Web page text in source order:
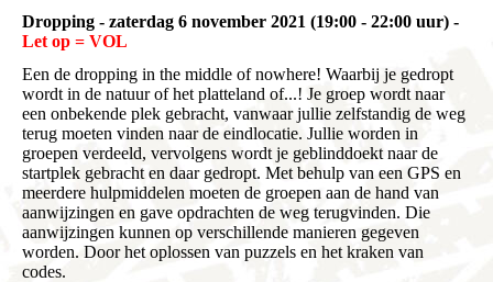
Dropping - zaterdag 6 november 2021 (19:00 - 22:00 uur) -
Let op = VOL
Een de dropping in the middle of nowhere! Waarbij je gedropt
wordt in de natuur of het platteland of...! Je groep wordt naar
een onbekende plek gebracht, vanwaar jullie zelfstandig de weg
terug moeten vinden naar de eindlocatie. Jullie worden in
groepen verdeeld, vervolgens wordt je geblinddoekt naar de
startplek gebracht en daar gedropt. Met behulp van een GPS en
meerdere hulpmiddelen moeten de groepen aan de hand van
aanwijzingen en gave opdrachten de weg terugvinden. Die
aanwijzingen kunnen op verschillende manieren gegeven
worden. Door het oplossen van puzzels en het kraken van
codes.